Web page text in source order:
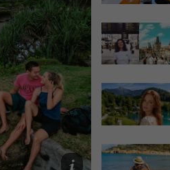
archív
Lucie
Chmelovej